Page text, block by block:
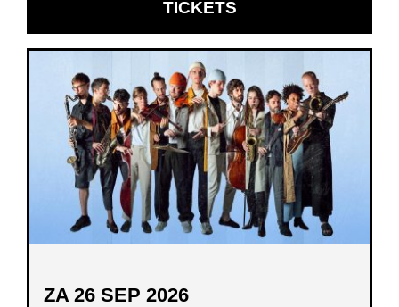
TICKETSOPENT
IN
VENSTER
ZA 26 SEP 2026